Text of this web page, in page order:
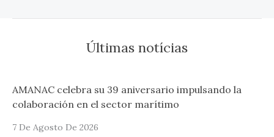
Últimas notícias
AMANAC celebra su 39 aniversario impulsando la
colaboración en el sector marítimo
7 De Agosto De 2026